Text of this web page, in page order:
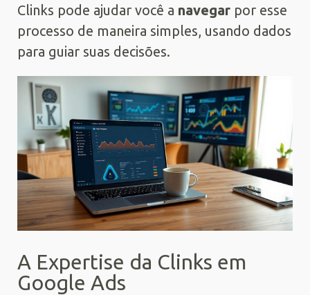
Clinks pode ajudar você a navegar por esse
processo de maneira simples, usando dados
para guiar suas decisões.
A Expertise da Clinks em
Google Ads